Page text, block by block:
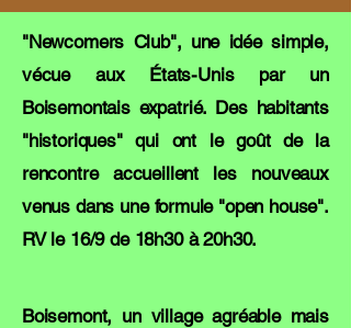
"Newcomers Club", une idée simple,
vécue aux États-Unis par un
Boisemontais expatrié. Des habitants
"historiques" qui ont le goût de la
rencontre accueillent les nouveaux
venus dans une formule "open house".
RV le 16/9 de 18h30 à 20h30.
Boisemont, un village agréable mais